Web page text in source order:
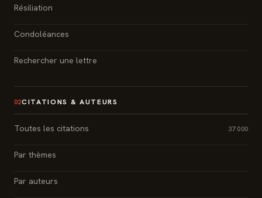
Résiliation
Condoléances
Rechercher une lettre
02CITATIONS & AUTEURS
Toutes les citations 37 000
Par thèmes
Par auteurs